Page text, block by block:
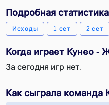
Подробная
Исходы 1 сет 2 сет
Когда играет Кунео -
За сегодня игр нет.
Как сыграла